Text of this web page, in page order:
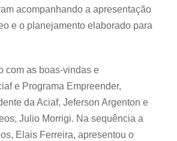
acompanhando a apresentação
e o planejamento elaborado para
com as boas-vindas e
e Programa Empreender,
da Aciaf, Jeferson Argenton e
Julio Morrigi. Na sequência a
Elais Ferreira, apresentou o